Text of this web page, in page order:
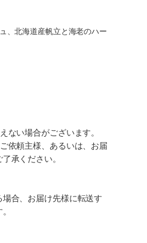
、北海道産帆立と海老のハー
ない場合がございます。
依頼主様、あるいは、お届
承ください。
合、お届け先様に転送す